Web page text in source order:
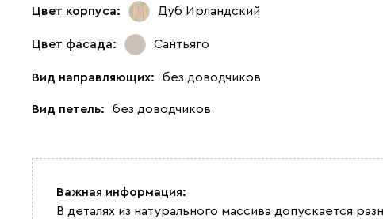
Цвет корпуса: Дуб Ирландский
Цвет фасада: Сантьяго
Вид направляющих: без доводчиков
Вид петель: без доводчиков
Важная информация:
В деталях из натурального массива допускается